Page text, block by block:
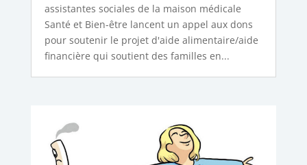
assistantes sociales de la maison médicale
Santé et Bien-être lancent un appel aux dons
pour soutenir le projet d'aide alimentaire/aide
financière qui soutient des familles en...